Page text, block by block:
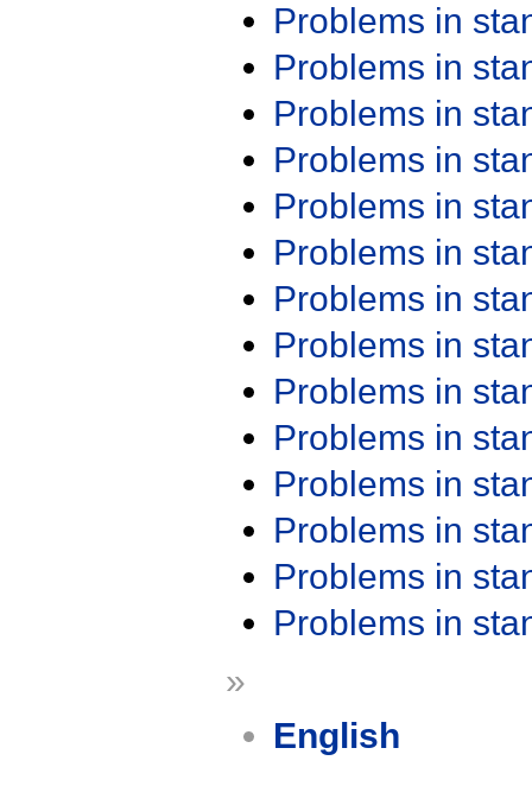
Problems in
Problems in
Problems in
Problems in
Problems in
Problems in
Problems in
Problems in
Problems in
Problems in
Problems in
Problems in
Problems in
Problems in
»
English